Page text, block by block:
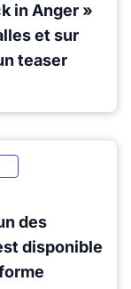
in Anger »
et sur
teaser
des
disponible